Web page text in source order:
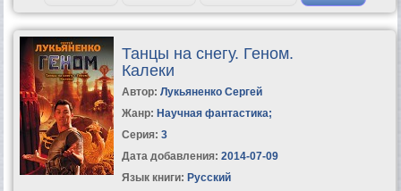
Танцы на снегу. Геном.
Калеки
Автор: Лукьяненко Сергей
Жанр: Научная фантастика;
Серия: 3
Дата добавления: 2014-07-09
Язык книги: Русский